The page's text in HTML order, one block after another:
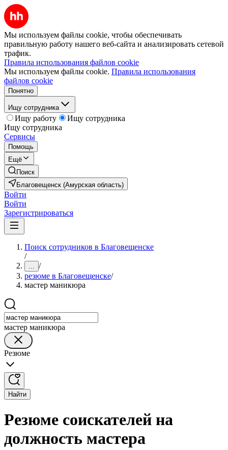
Мы используем файлы cookie, чтобы обеспечивать
правильную работу нашего веб-сайта и анализировать сетевой
трафик.
Правила использования файлов cookie
Мы используем файлы cookie. Правила использования
файлов cookie
Понятно
Ищу сотрудника
Ищу работу
Ищу сотрудника
Ищу сотрудника
Сервисы
Помощь
Ещё
Поиск
Благовещенск (Амурская область)
Войти
Войти
Зарегистрироваться
Поиск сотрудников в Благовещенске
/
... /
резюме в Благовещенске/
мастер маникюра
мастер маникюра
Резюме
Найти
Резюме соискателей на
должность мастера